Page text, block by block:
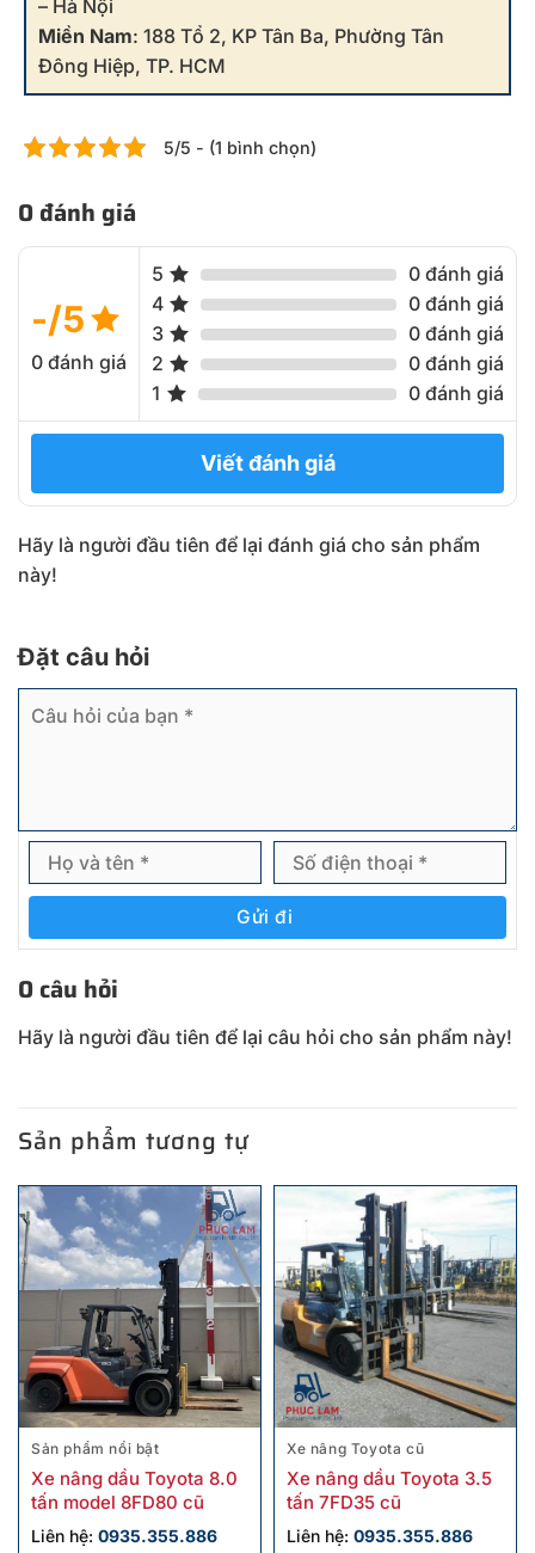
– Hà Nội
Miền Nam: 188 Tổ 2, KP Tân Ba, Phường Tân
Đông Hiệp, TP. HCM
5/5 - (1 bình chọn)
0 đánh giá
-/5
0 đánh giá
5
0 đánh giá
4
0 đánh giá
3
0 đánh giá
2
0 đánh giá
1
0 đánh giá
Viết đánh giá
Hãy là người đầu tiên để lại đánh giá cho sản phẩm
này!
Đặt câu hỏi
Gửi đi
0 câu hỏi
Hãy là người đầu tiên để lại câu hỏi cho sản phẩm này!
Sản phẩm tương tự
Sản phẩm nổi bật
Xe nâng dầu Toyota 8.0
tấn model 8FD80 cũ
Liên hệ: 0935.355.886
Xe nâng Toyota cũ
Xe nâng dầu Toyota 3.5
tấn 7FD35 cũ
Liên hệ: 0935.355.886